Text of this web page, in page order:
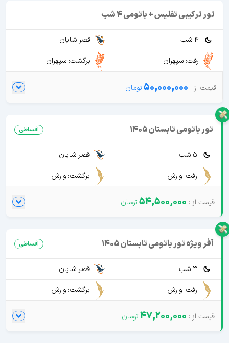
تور ترکیبی تفلیس + باتومی 4 شب
4 شب
قصر شایان
رفت: سپهران
برگشت: سپهران
50,000,000
تور باتومی تابستان 1405 اقساطی
5 شب
قصر شایان
رفت: وارش
برگشت: وارش
54,500,000
آفر ویژه تور باتومی تابستان 1405 اقساطی
3 شب
قصر شایان
رفت: وارش
برگشت: وارش
47,200,000